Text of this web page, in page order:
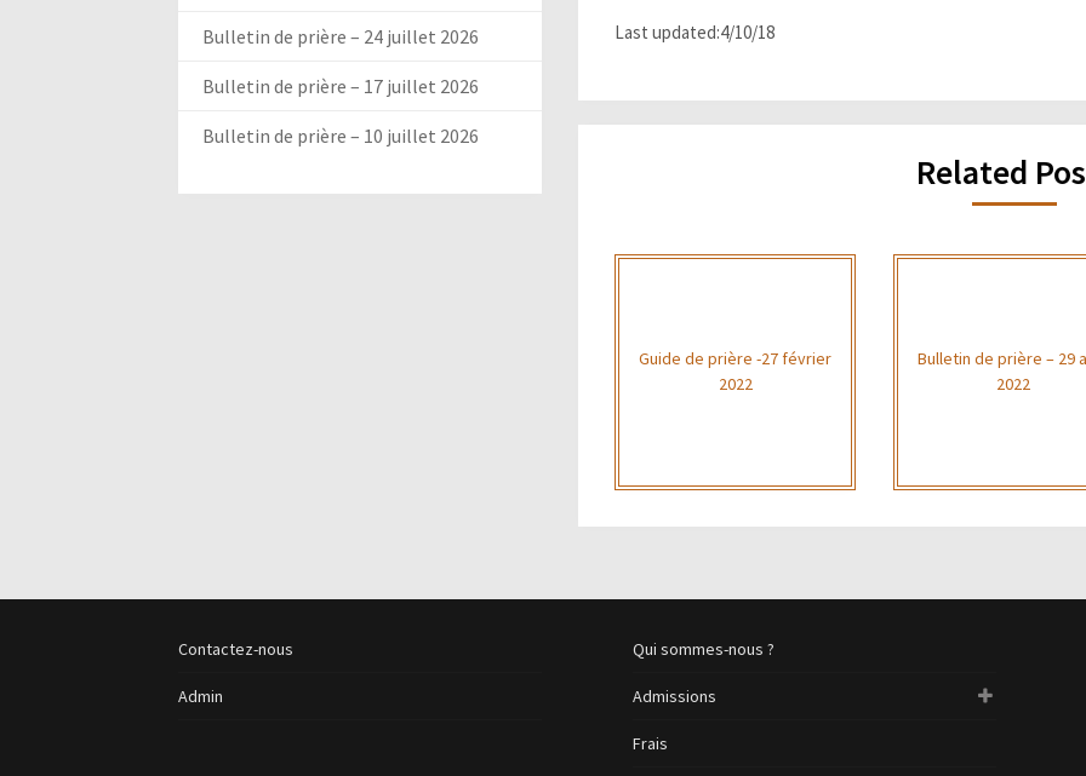
Last updated:4/10/18
Related
Guide de prière -27 février
2022
Bulletin de prière – 29
2022
Bulletin de prière – 24 juillet 2026
Bulletin de prière – 17 juillet 2026
Bulletin de prière – 10 juillet 2026
Contactez-nous
Admin
Qui sommes-nous ?
Admissions
Frais